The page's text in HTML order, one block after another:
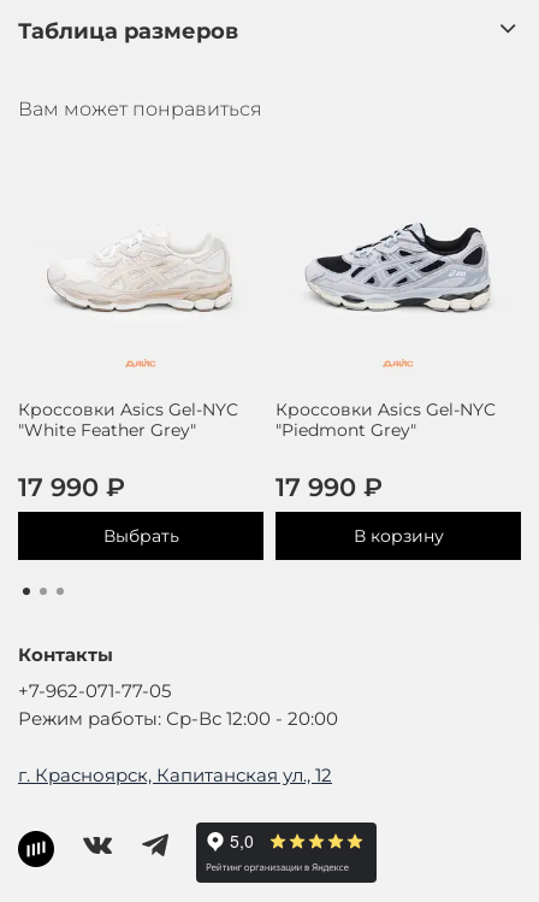
Таблица размеров
Вам может понравиться
Кроссовки Asics Gel-NYC
"White Feather Grey"
17 990 ₽
Выбрать
Кроссовки Asics Gel-NYC
"Piedmont Grey"
17 990 ₽
В корзину
Контакты
+7-962-071-77-05
Режим работы: Ср-Вс 12:00 - 20:00
г. Красноярск, Капитанская ул., 12